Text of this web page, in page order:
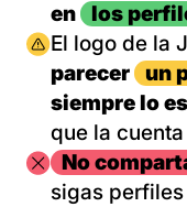
en
los
Imagen
El logo de la
parecer
un
siempre lo es
que la
Imagen
No
sigas